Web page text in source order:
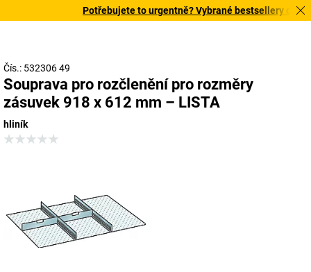
Potřebujete to urgentně? Vybrané bestsellery
Čís.: 532306 49
Souprava pro rozčlenění pro rozměry
zásuvek 918 x 612 mm – LISTA
hliník